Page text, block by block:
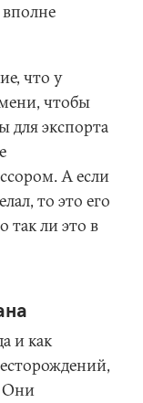
что у
чтобы
для экспорта
А если
то это его
так ли это в
и как
Они